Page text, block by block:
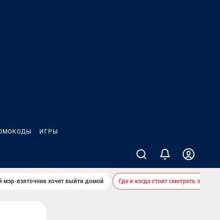
ИГРЫ
мэр-взяточник хочет выйти домой Где и когда стоит смотреть